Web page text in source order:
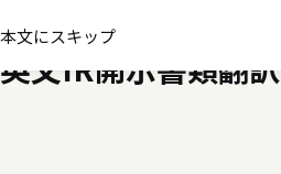
本文にスキップ
英文IR開示書類翻訳